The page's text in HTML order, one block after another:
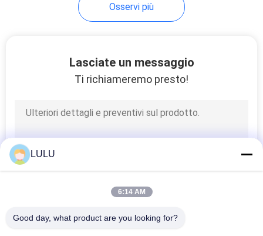
Banco da lavoro del
Trasportatore a rulli
Osservi più
Lasciate un messaggio
Ti richiameremo presto!
LULU
6:14 AM
Good day, what product are you looking for?